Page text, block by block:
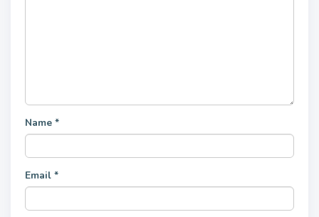
Name *
Email *